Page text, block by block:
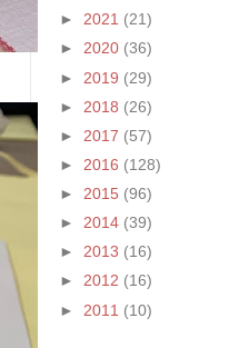
► 2021 (21)
► 2020 (36)
► 2019 (29)
► 2018 (26)
► 2017 (57)
► 2016 (128)
► 2015 (96)
► 2014 (39)
► 2013 (16)
► 2012 (16)
► 2011 (10)